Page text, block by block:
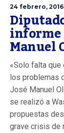
24 febrero, 2016
informe
Manuel
«Solo falta que
los problemas
José Manuel
se realizó a
propuestas
grave crisis de